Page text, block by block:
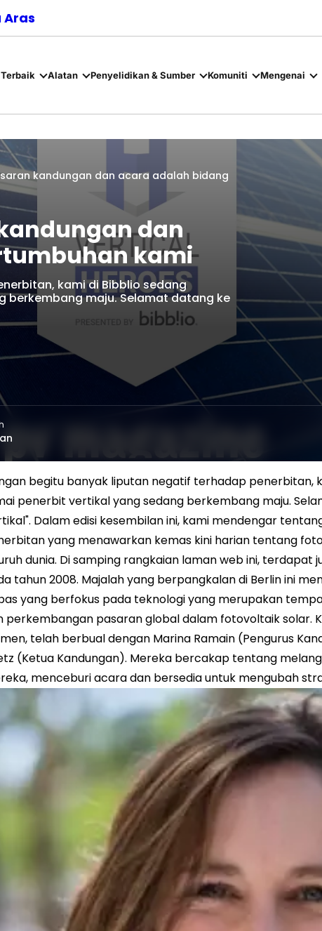
Aras
Alatan Penyelidikan & Sumber Komuniti Mengenai
kandungan dan acara adalah bidang
dan
kami
kami di Bibblio sedang
berkembang maju. Selamat datang ke
begitu banyak liputan negatif terhadap penerbitan,
penerbit vertikal yang sedang berkembang maju.
Dalam edisi kesembilan ini, kami mendengar
yang menawarkan kemas kini harian tentang
dunia. Di samping rangkaian laman web ini,
tahun 2008. Majalah yang berpangkalan di Berlin ini
yang berfokus pada teknologi yang merupakan
perkembangan pasaran global dalam fotovoltaik solar.
telah berbual dengan Marina Ramain (Pengurus
(Ketua Kandungan). Mereka bercakap tentang
menceburi acara dan bersedia untuk mengubah